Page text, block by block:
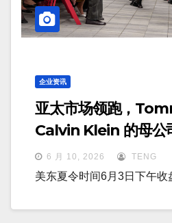
企业资讯
亚太市场领跑，
Calvin Klein 的母公
度营收小幅增长至
6 月 10, 2026 TENG
美东夏令时间6月3日下午